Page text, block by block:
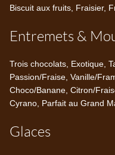
Biscuit aux fruits, Fraisier,
Entremets &
Trois chocolats, Exotique,
Passion/Fraise, Vanille/
Choco/Banane, Citron/
Cyrano, Parfait au Grand
Glaces